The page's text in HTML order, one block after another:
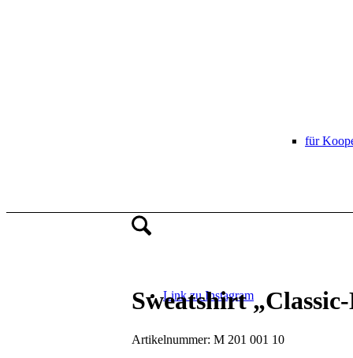
für
Link zu Instagram
Sweatshirt
Artikelnummer: M 201 001 10